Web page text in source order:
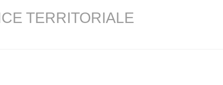
TERRITORIALE